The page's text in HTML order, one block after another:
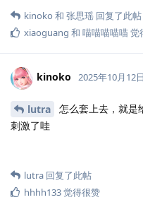
kinoko 和 张思瑶 回复了此帖
xiaoguang 和 喵喵喵喵喵觉
kinoko 2025年10月12日
lutra
怎么套上去，就是
刺激了哇
lutra 回复了此帖
hhhh133觉得很赞